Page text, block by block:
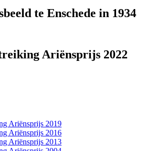
te Enschede in 1934
Ariënsprijs 2022
Ariënsprijs 2019
Ariënsprijs 2016
Ariënsprijs 2013